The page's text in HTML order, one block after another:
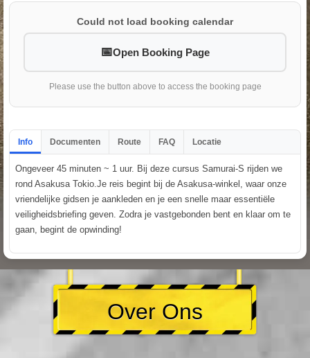
Could not load booking calendar
Open Booking Page
Please use the button above to access the booking page
Info Documenten Route FAQ Locatie
Ongeveer 45 minuten ~ 1 uur. Bij deze cursus Samurai-S rijden we
rond Asakusa Tokio.Je reis begint bij de Asakusa-winkel, waar onze
vriendelijke gidsen je aankleden en je een snelle maar essentiële
veiligheidsbriefing geven. Zodra je vastgebonden bent en klaar om te
gaan, begint de opwinding!
Over Ons